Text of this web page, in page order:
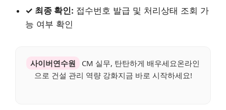
✓ 최종 확인: 접수번호 발급 및 처리상태 조회 가
능 여부 확인
사이버연수원
CM 실무, 탄탄하게 배우세요온라인
으로 건설 관리 역량 강화지금 바로 시작하세요!